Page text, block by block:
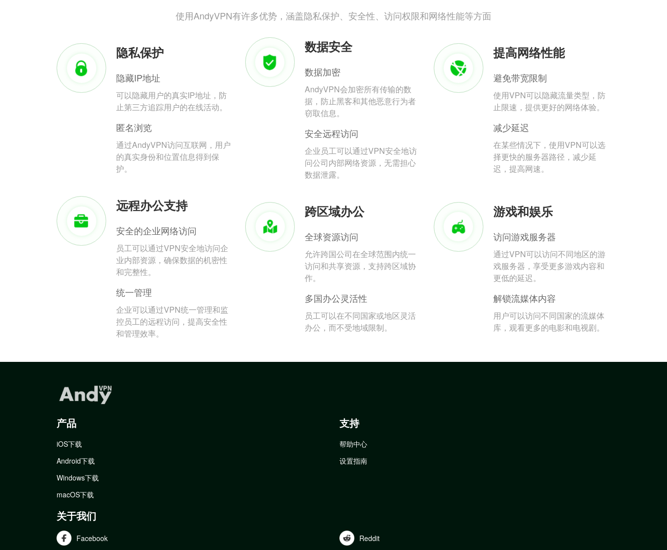
使用AndyVPN有许多优势，涵盖隐私保护、安全性、访问权限和网络性能等方面
隐私保护
隐藏IP地址
可以隐藏用户的真实IP地址，防
止第三方追踪用户的在线活动。
匿名浏览
通过AndyVPN访问互联网，用户
的真实身份和位置信息得到保
护。
数据安全
数据加密
AndyVPN会加密所有传输的数
据，防止黑客和其他恶意行为者
窃取信息。
安全远程访问
企业员工可以通过VPN安全地访
问公司内部网络资源，无需担心
数据泄露。
提高网络性能
避免带宽限制
使用VPN可以隐藏流量类型，防
止限速，提供更好的网络体验。
减少延迟
在某些情况下，使用VPN可以选
择更快的服务器路径，减少延
迟，提高网速。
远程办公支持
安全的企业网络访问
员工可以通过VPN安全地访问企
业内部资源，确保数据的机密性
和完整性。
统一管理
企业可以通过VPN统一管理和监
控员工的远程访问，提高安全性
和管理效率。
跨区域办公
全球资源访问
允许跨国公司在全球范围内统一
访问和共享资源，支持跨区域协
作。
多国办公灵活性
员工可以在不同国家或地区灵活
办公，而不受地域限制。
游戏和娱乐
访问游戏服务器
通过VPN可以访问不同地区的游
戏服务器，享受更多游戏内容和
更低的延迟。
解锁流媒体内容
用户可以访问不同国家的流媒体
库，观看更多的电影和电视剧。
产品
iOS下载
Android下载
Windows下载
macOS下载
支持
帮助中心
设置指南
关于我们
Facebook Reddit